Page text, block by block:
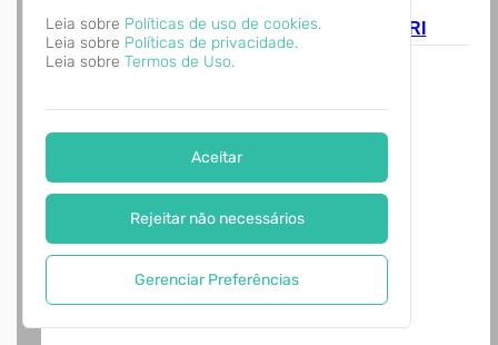
Leia sobre Políticas de uso de cookies.
Leia sobre Políticas de privacidade.
Leia sobre Termos de Uso.
Aceitar
Rejeitar não necessários
Gerenciar Preferências
Autoatendimento - MUNICÍPIO DE SEBERI